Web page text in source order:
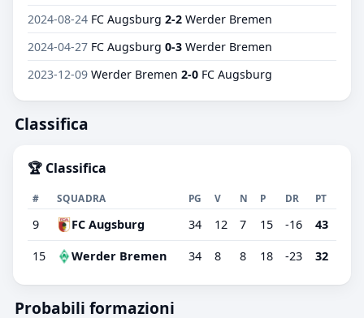
2024-08-24 FC Augsburg 2-2 Werder Bremen
2024-04-27 FC Augsburg 0-3 Werder Bremen
2023-12-09 Werder Bremen 2-0 FC Augsburg
Classifica
🏆 Classifica
# SQUADRA PG V N P DR PT
9 FC Augsburg 34 12 7 15 -16 43
15 Werder Bremen 34 8 8 18 -23 32
Probabili formazioni